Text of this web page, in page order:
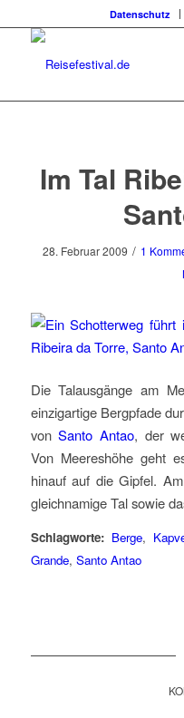
Datenschutz
Im Tal
28. Februar 2009 / 1
Die Talausgänge am
einzigartige Bergpfade
vonSanto Antao, der
Von Meereshöhe geht
hinauf auf die Gipfel.
gleichnamige Tal sowie
Schlagworte: Berge,
Grande, Santo Antao